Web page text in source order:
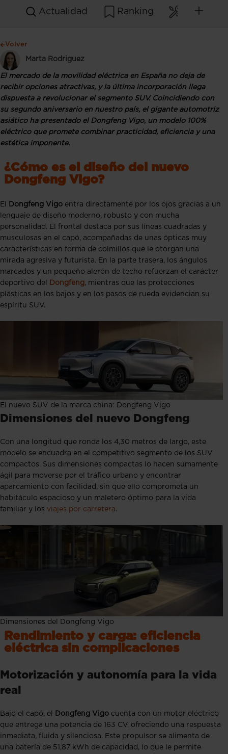
Actualidad Ranking
Volver
Marta Rodriguez
El mercado de la movilidad eléctrica en España no deja de
recibir opciones atractivas, y la última incorporación llega
dispuesta a revolucionar el segmento SUV. Coincidiendo con
su segundo aniversario en nuestro país, el gigante automotriz
asiático ha presentado el Dongfeng Vigo, un modelo 100%
eléctrico que promete combinar practicidad, eficiencia y una
estética imponente.
¿Cómo es el diseño del nuevo
Dongfeng Vigo?
El Dongfeng Vigo entra directamente por los ojos gracias a un
lenguaje de diseño moderno, robusto y con mucha
personalidad. El frontal destaca por sus líneas cuadradas y
musculosas en el capó, acompañadas de unas ópticas muy
características en forma de colmillos que le otorgan una
mirada agresiva y futurista. En la parte trasera, los ángulos
marcados y un pequeño alerón de techo refuerzan el carácter
deportivo del
Dongfeng, mientras que las protecciones
plásticas en los bajos y en los pasos de rueda evidencian su
espíritu SUV.
El nuevo SUV de la marca china: Dongfeng Vigo
Dimensiones del nuevo Dongfeng
Con una longitud que ronda los 4,30 metros de largo, este
modelo se encuadra en el competitivo segmento de los SUV
compactos. Sus dimensiones compactas lo hacen sumamente
ágil para moverse por el tráfico urbano y encontrar
aparcamiento con facilidad, sin que ello comprometa un
habitáculo espacioso y un maletero óptimo para la vida
familiar y los viajes por carretera.
Dimensiones del Dongfeng Vigo
Rendimiento y carga: eficiencia
eléctrica sin complicaciones
Motorización y autonomía para la vida
real
Bajo el capó, el Dongfeng Vigo cuenta con un motor eléctrico
que entrega una potencia de 163 CV, ofreciendo una respuesta
inmediata, fluida y silenciosa. Este propulsor se alimenta de
una batería de 51,87 kWh de capacidad, lo que le permite